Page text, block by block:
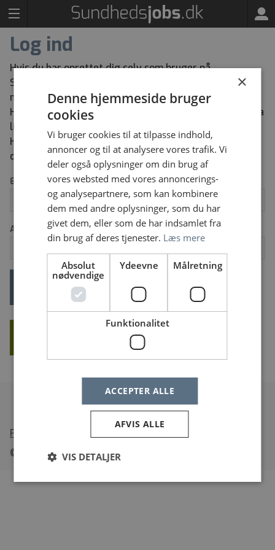
Log ind
Hvis du har oprettet dig selv som bruger på
Sundhedsjobs kan du herunder logge ind med den e-
mailadresse og adgangskode du har oprettet dig med.
Har du glemt din adgangskode kan du bestille en ny via
linket “Glemt dit log ind” herunder.
Har du ikke tidligere oprettet dig selv som bruger kan
du oprette dig via knappen “Opret ny bruger”.
Email
Adgangskode
Glemt dit log ind?
© Sundhedsjobs.dk
×
Denne hjemmeside bruger
cookies
Vi bruger cookies til at tilpasse indhold,
annoncer og til at analysere vores trafik. Vi
deler også oplysninger om din brug af
vores websted med vores annoncerings-
og analysepartnere, som kan kombinere
dem med andre oplysninger, som du har
givet dem, eller som de har indsamlet fra
din brug af deres tjenester. Læs mere
Absolut
nødvendige
Ydeevne Målretning
Funktionalitet
ACCEPTER ALLE
AFVIS ALLE
VIS DETALJER